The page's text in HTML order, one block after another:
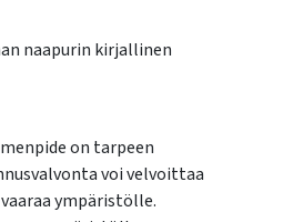
naapurin kirjallinen
on tarpeen
voi velvoittaa
ympäristölle.